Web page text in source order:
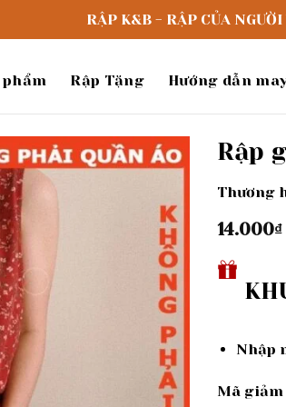
RẬP K&B - RẬP CỦA
phẩm Rập Tặng Hướng dẫn
wishlist
Rập
Thương
14.000₫
Nhập
Mã